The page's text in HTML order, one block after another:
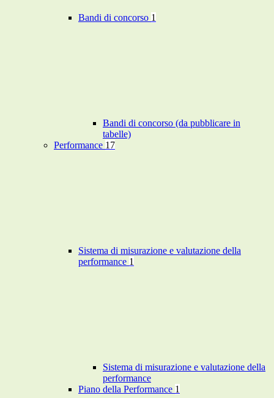
Bandi di concorso 1
Bandi di concorso (da pubblicare in
tabelle)
Performance 17
Sistema di misurazione e valutazione della
performance 1
Sistema di misurazione e valutazione della
performance
Piano della Performance 1